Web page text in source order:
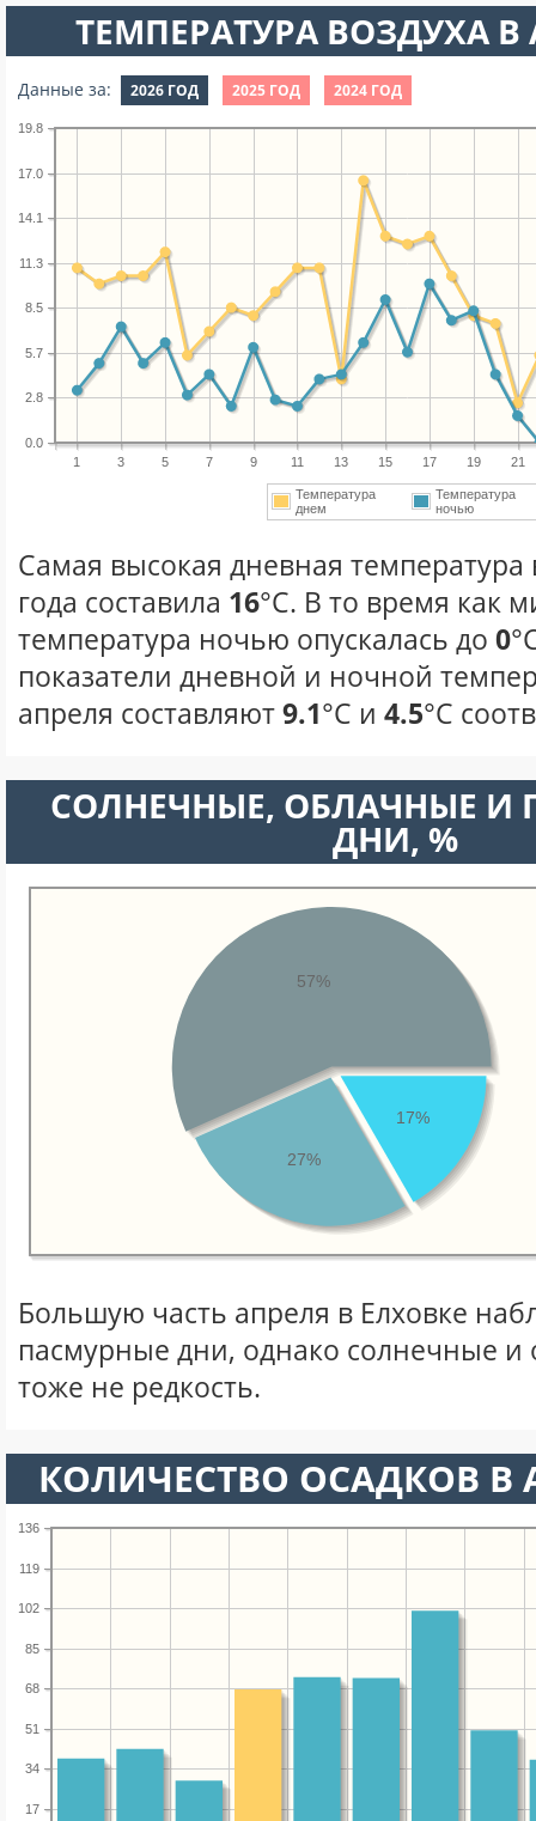
ТЕМПЕРАТУРА ВОЗДУХА В
Данные за: 2026 ГОД 2025 ГОД 2024 ГОД
1 3 5 7 9 11 13 15 17 19 21
0.0
2.8
5.7
8.5
11.3
14.1
17.0
19.8
Температура
днем
Температура
ночью
Самая высокая дневная температура
года составила 16°С. В то время как
температура ночью опускалась до 0
показатели дневной и ночной
апреля составляют9.1°С и 4.5°С
CОЛНЕЧНЫЕ, ОБЛАЧНЫЕ И
ДНИ, %
17%
27%
57%
Большую часть апреля в Елховке
пасмурные дни, однако солнечные
тоже не редкость.
КОЛИЧЕСТВО ОСАДКОВ В
17
34
51
68
85
102
119
136